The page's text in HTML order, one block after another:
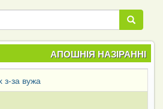
Пошук
Пошук
АПОШНІЯ НАЗІРАННІ
за вужа